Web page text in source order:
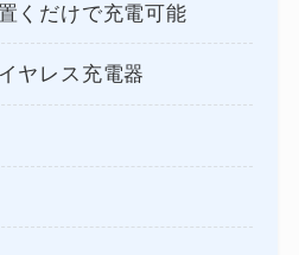
くだけで充電可能
ヤレス充電器